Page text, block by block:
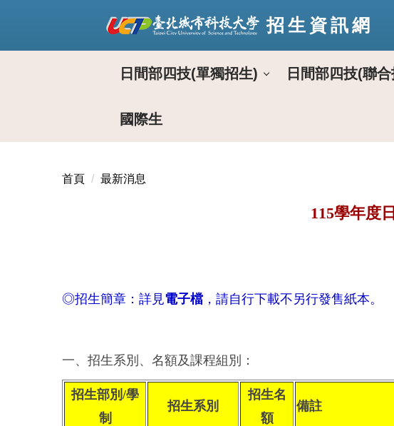
招生資訊網
日間部四技(單獨招生) 日間部四技(聯
國際生
首頁 最新消息
115學年度
◎招生簡章：詳見電子檔 ，請自行下載不另行發售紙本。
一、招生系別、名額及課程組別：
招生部別/學
制
招生系別
招生名
額
備註